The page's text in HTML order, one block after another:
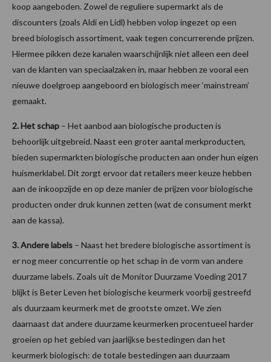
koop aangeboden. Zowel de reguliere supermarkt als de
discounters (zoals Aldi en Lidl) hebben volop ingezet op een
breed biologisch assortiment, vaak tegen concurrerende prijzen.
Hiermee pikken deze kanalen waarschijnlijk niet alleen een deel
van de klanten van speciaalzaken in, maar hebben ze vooral een
nieuwe doelgroep aangeboord en biologisch meer ‘mainstream’
gemaakt.
2.Het schap – Het aanbod aan biologische producten is
behoorlijk uitgebreid. Naast een groter aantal merkproducten,
bieden supermarkten biologische producten aan onder hun eigen
huismerklabel. Dit zorgt ervoor dat retailers meer keuze hebben
aan de inkoopzijde en op deze manier de prijzen voor biologische
producten onder druk kunnen zetten (wat de consument merkt
aan de kassa).
3.Andere labels – Naast het bredere biologische assortiment is
er nog meer concurrentie op het schap in de vorm van andere
duurzame labels. Zoals uit de Monitor Duurzame Voeding 2017
blijkt is Beter Leven het biologische keurmerk voorbij gestreefd
als duurzaam keurmerk met de grootste omzet. We zien
daarnaast dat andere duurzame keurmerken procentueel harder
groeien op het gebied van jaarlijkse bestedingen dan het
keurmerk biologisch: de totale bestedingen aan duurzaam